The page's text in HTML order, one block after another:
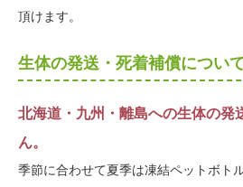
頂けます。
生体の発送・死着補償につい
北海道・九州・離島への生体の発
ん。
季節に合わせて夏季は凍結ペットボト